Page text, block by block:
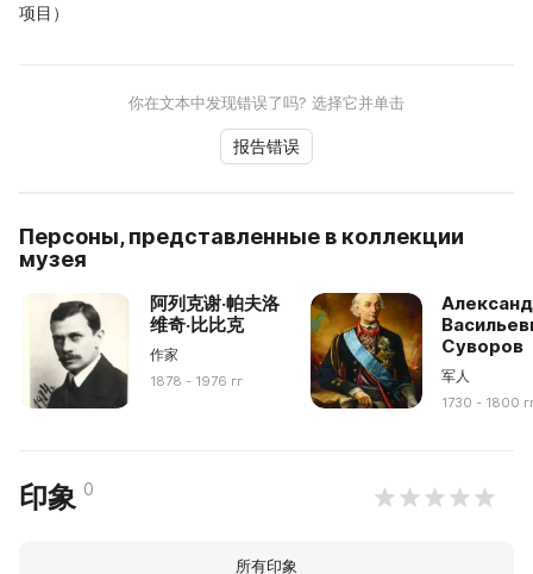
项目）
你在文本中发现错误了吗? 选择它并单击
报告错误
Персоны, представленные в коллекции
музея
阿列克谢·帕夫洛
维奇·比比克
作家
1878 - 1976 гг
Суворов
军人
1730 - 1800
印象 0
所有印象